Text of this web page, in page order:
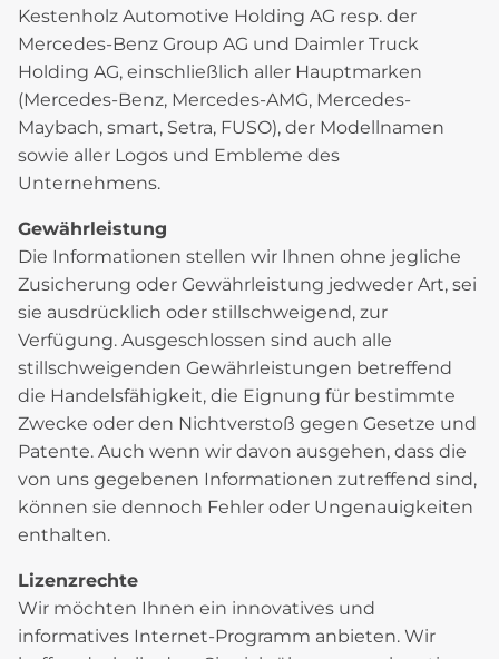
Kestenholz Automotive Holding AG resp. der
Mercedes-Benz Group AG und Daimler Truck
Holding AG, einschließlich aller Hauptmarken
(Mercedes-Benz, Mercedes-AMG, Mercedes-
Maybach, smart, Setra, FUSO), der Modellnamen
sowie aller Logos und Embleme des
Unternehmens.
Gewährleistung
Die Informationen stellen wir Ihnen ohne jegliche
Zusicherung oder Gewährleistung jedweder Art, sei
sie ausdrücklich oder stillschweigend, zur
Verfügung. Ausgeschlossen sind auch alle
stillschweigenden Gewährleistungen betreffend
die Handelsfähigkeit, die Eignung für bestimmte
Zwecke oder den Nichtverstoß gegen Gesetze und
Patente. Auch wenn wir davon ausgehen, dass die
von uns gegebenen Informationen zutreffend sind,
können sie dennoch Fehler oder Ungenauigkeiten
enthalten.
Lizenzrechte
Wir möchten Ihnen ein innovatives und
informatives Internet-Programm anbieten. Wir